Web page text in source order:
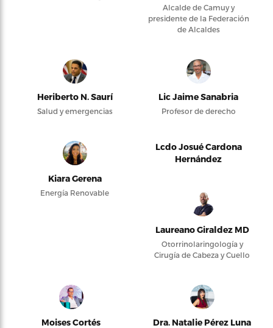
Alcalde de Camuy y
presidente de la Federación
de Alcaldes
Heriberto N. Saurí
Salud y emergencias
Lic Jaime Sanabria
Profesor de derecho
Kiara Gerena
Energía Renovable
Lcdo Josué Cardona
Hernández
Laureano Giraldez MD
Otorrinolaringología y
Cirugía de Cabeza y Cuello
Moises Cortés Dra. Natalie Pérez Luna